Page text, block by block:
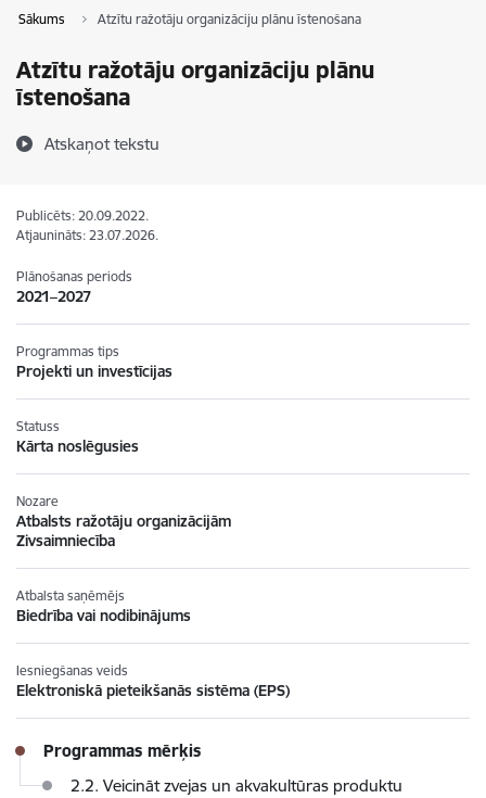
Sākums Atzītu ražotāju organizāciju plānu īstenošana
Atzītu ražotāju organizāciju plānu
īstenošana
Atskaņot tekstu
Publicēts: 20.09.2022.
Atjaunināts: 23.07.2026.
Plānošanas periods
2021–2027
Programmas tips
Projekti un investīcijas
Statuss
Kārta noslēgusies
Nozare
Atbalsts ražotāju organizācijām
Zivsaimniecība
Atbalsta saņēmējs
Biedrība vai nodibinājums
Iesniegšanas veids
Elektroniskā pieteikšanās sistēma (EPS)
Programmas mērķis
2.2. Veicināt zvejas un akvakultūras produktu